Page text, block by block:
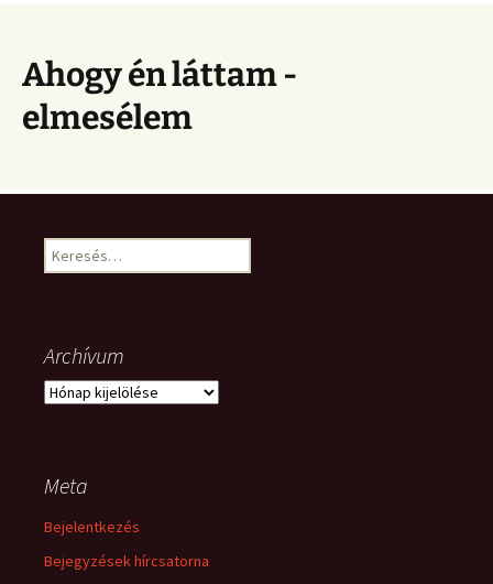
Ahogy én láttam -
elmesélem
Keresés:
Archívum
Archívum
Meta
Bejelentkezés
Bejegyzések hírcsatorna